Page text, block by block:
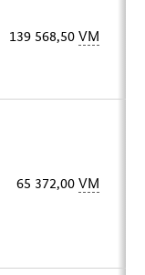
139 568,50VM
65 372,00VM